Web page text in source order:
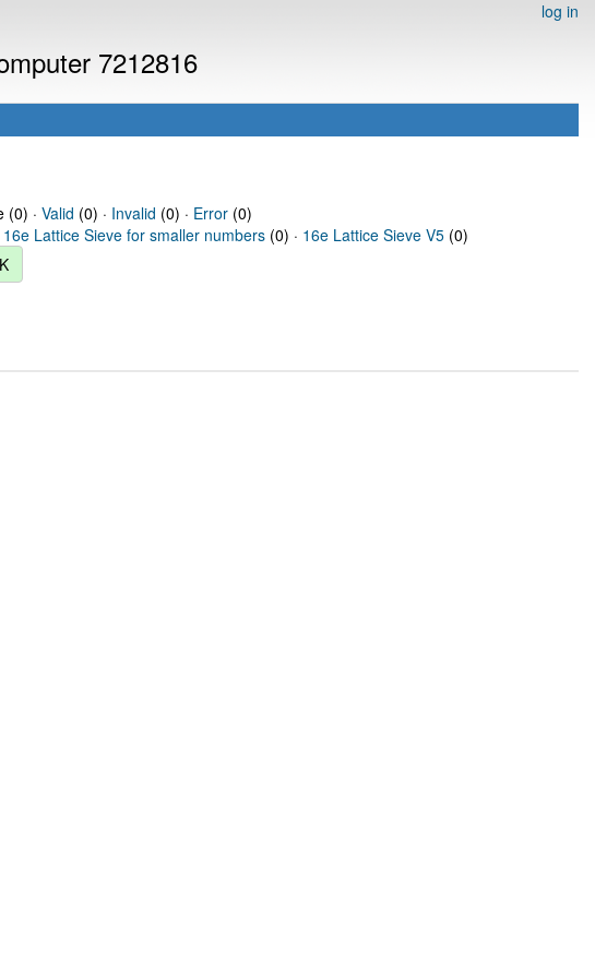
log in
7212816
(0) · Valid (0) · Invalid (0) · Error(0)
16e Lattice Sieve for smaller numbers (0) · 16e Lattice Sieve V5 (0)